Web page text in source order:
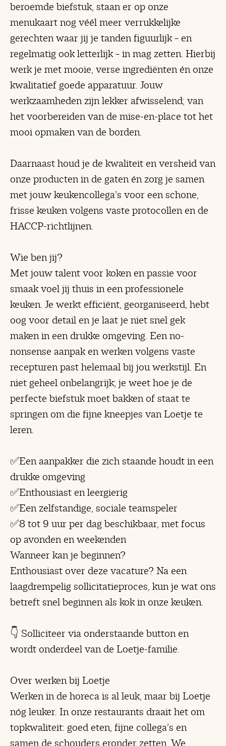
beroemde biefstuk, staan er op onze
menukaart nog véél meer verrukkelijke
gerechten waar jij je tanden figuurlijk – en
regelmatig ook letterlijk – in mag zetten. Hierbij
werk je met mooie, verse ingrediënten én onze
kwalitatief goede apparatuur. Jouw
werkzaamheden zijn lekker afwisselend; van
het voorbereiden van de mise-en-place tot het
mooi opmaken van de borden.
Daarnaast houd je de kwaliteit en versheid van
onze producten in de gaten én zorg je samen
met jouw keukencollega’s voor een schone,
frisse keuken volgens vaste protocollen en de
HACCP-richtlijnen.
Wie ben jij?
Met jouw talent voor koken en passie voor
smaak voel jij thuis in een professionele
keuken. Je werkt efficiënt, georganiseerd, hebt
oog voor detail en je laat je niet snel gek
maken in een drukke omgeving. Een no-
nonsense aanpak en werken volgens vaste
recepturen past helemaal bij jou werkstijl. En
niet geheel onbelangrijk; je weet hoe je de
perfecte biefstuk moet bakken of staat te
springen om die fijne kneepjes van Loetje te
leren.
✅Een aanpakker die zich staande houdt in een
drukke omgeving
✅Enthousiast en leergierig
✅Een zelfstandige, sociale teamspeler
✅8 tot 9 uur per dag beschikbaar, met focus
op avonden en weekenden
Wanneer kan je beginnen?
Enthousiast over deze vacature? Na een
laagdrempelig sollicitatieproces, kun je wat ons
betreft snel beginnen als kok in onze keuken.
👇 Solliciteer via onderstaande button en
wordt onderdeel van de Loetje-familie.
Over werken bij Loetje
Werken in de horeca is al leuk, maar bij Loetje
nóg leuker. In onze restaurants draait het om
topkwaliteit: goed eten, fijne collega’s en
samen de schouders eronder zetten. We